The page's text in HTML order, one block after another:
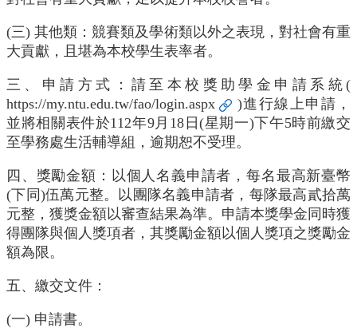
動
態
學
班
研
究
所
招
生
專
區
生
機
剪
(三) 其他類：競賽類及學術類以外之表現，對社會有重
大貢獻，且堪為本校學生表率者。
三、申請方式：請至本校獎助學金申請系統(
https://my.ntu.edu.tw/fao/login.aspx
)進行線上申請，
並將相關表件於112年9月18日(星期一)下午5時前繳交
至學務處生活輔導組，逾期恕不受理。
四、獎勵金額：以個人名義申請者，每名最高新臺幣
(下同)伍萬元整。以團隊名義申請者，每隊最高貳拾萬
元整，獲獎金額以審查結果為準。申請本獎學金同時獲
得團隊與個人獎項者，其獎勵金額以個人獎項之獎勵金
額為限。
五、繳交文件：
(一) 申請書。